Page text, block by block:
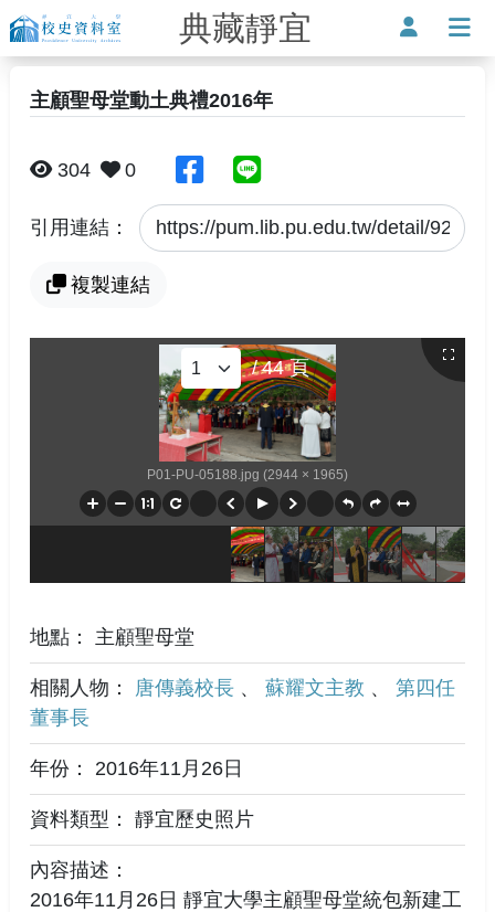
靜宜大學-校史資料室典藏靜宜使用者
主顧聖母堂動土典禮2016年
304 0 分享至臉書
分享至Line
引用連結：
複製連結
/ 44 頁
P01-PU-05188.jpg (2944 × 1965)
地點： 主顧聖母堂
相關人物： 唐傳義校長 、 蘇耀文主教 、 第四任
董事長
年份： 2016年11月26日
資料類型： 靜宜歷史照片
內容描述：
2016年11月26日 靜宜大學主顧聖母堂統包新建工